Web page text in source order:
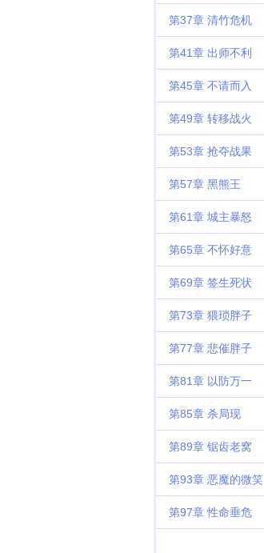
第37章 清竹危机
第41章 出师不利
第45章 不请而入
第49章 转移战火
第53章 抢夺战果
第57章 黑熊王
第61章 城主暴怒
第65章 不怀好意
第69章 签生死状
第73章 猥琐胖子
第77章 悲催胖子
第81章 以防万一
第85章 杀局现
第89章 锯齿老窝
第93章 恶魔的微笑
第97章 性命垂危